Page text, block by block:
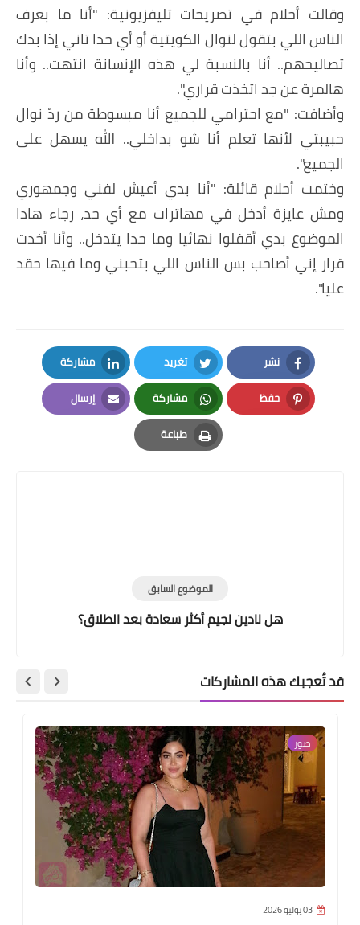
وقالت أحلام في تصريحات تليفزيونية: "أنا ما بعرف
الناس اللي بتقول لنوال الكويتية أو أي حدا تاني إذا بدك
تصاليحهم.. أنا بالنسبة لي هذه الإنسانة انتهت.. وأنا
هالمرة عن جد اتخذت قراري".
وأضافت: "مع احترامي للجميع أنا مبسوطة من ردّ نوال
حبيبتي لأنها تعلم أنا شو بداخلي.. الله يسهل على
الجميع".
وختمت أحلام قائلة: "أنا بدي أعيش لفني وجمهوري
ومش عايزة أدخل في مهاترات مع أي حد، رجاء هادا
الموضوع بدي أقفلوا نهائيا وما حدا يتدخل.. وأنا أخدت
قرار إني أصاحب بس الناس اللي بتحبني وما فيها حقد
عليا".
نشر
Facebook
تغريد
Twitter
مشاركة
LinkedIn
حفظ
Pinterest
مشاركة
Whatsapp
إرسال
Email
طباعة
Print
الموضوع السابق
هل نادين نجيم أكثر سعادة بعد الطلاق؟
قد تُعجبك هذه المشاركات
صور
03 يوليو 2026